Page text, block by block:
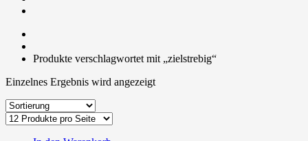
Produkte verschlagwortet mit „zielstrebig“
Einzelnes Ergebnis wird angezeigt